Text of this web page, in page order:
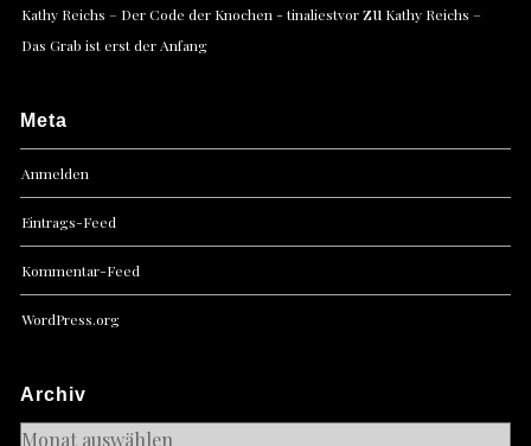
Kathy Reichs – Der Code der Knochen - tinaliestvorzu Kathy Reichs –
Das Grab ist erst der Anfang
Meta
Anmelden
Eintrags-Feed
Kommentar-Feed
WordPress.org
Archiv
Archiv